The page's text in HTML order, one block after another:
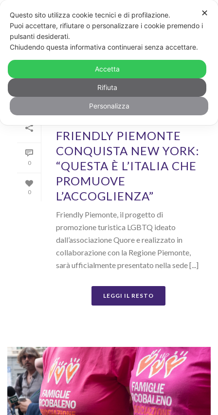
ARCHIVIO
0
0
FRIENDLY PIEMONTE
CONQUISTA NEW YORK:
“QUESTA È L’ITALIA CHE
PROMUOVE
L’ACCOGLIENZA”
Friendly Piemonte, il progetto di
promozione turistica LGBTQ ideato
dall’associazione Quore e realizzato in
collaborazione con la Regione Piemonte,
sarà ufficialmente presentato nella sede [...]
LEGGI IL RESTO
✕
Questo sito utilizza cookie tecnici e di profilazione.
Puoi accettare, rifiutare o personalizzare i cookie premendo i
pulsanti desiderati.
Chiudendo questa informativa continuerai senza accettare.
Accetta
Rifiuta
Personalizza